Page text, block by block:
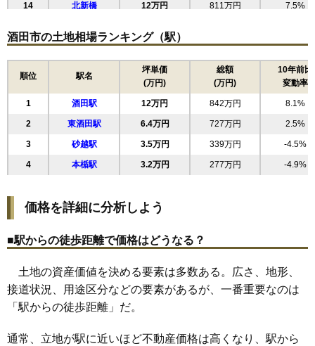
14 北新橋 12万円 811万円 7.5%
16 ゆたか 11万円 1,009万円 10.3%
11万円 614万円 -3.5%
11万円 675万円 7.9%
19 東泉町 11万円 834万円 8.8%
20 新井田町 11万円 599万円 1.0%
21 若竹町 11万円 739万円 8.8%
22 上本町 11万円 166万円 -16.2%
24 曙町 10万円
26 寿町 10万円 371万円 -6.9%
27 若原町 10万円 734万円 7.8%
28 浜田 9.6万円 635万円 5.1%
29 住吉町
30 こあら 9.5万円 1,025万円 1.4%
酒田市の土地相場ランキング（駅）
順位 駅名
坪単価
(万円)
総額
(万円)
10年前比
変動率
1 酒田駅 12万円 842万円 8.1%
2 東酒田駅 6.4万円 727万円 2.5%
3 砂越駅 3.5万円 339万円 -4.5%
4 本楯駅 3.2万円 277万円 -4.9%
価格を詳細に分析しよう
■駅からの徒歩距離で価格はどうなる？
土地の資産価値を決める要素は多数ある。広さ、地形、
接道状況、用途区分などの要素があるが、一番重要なのは
「駅からの徒歩距離」だ。
通常、立地が駅に近いほど不動産価格は高くなり、駅から